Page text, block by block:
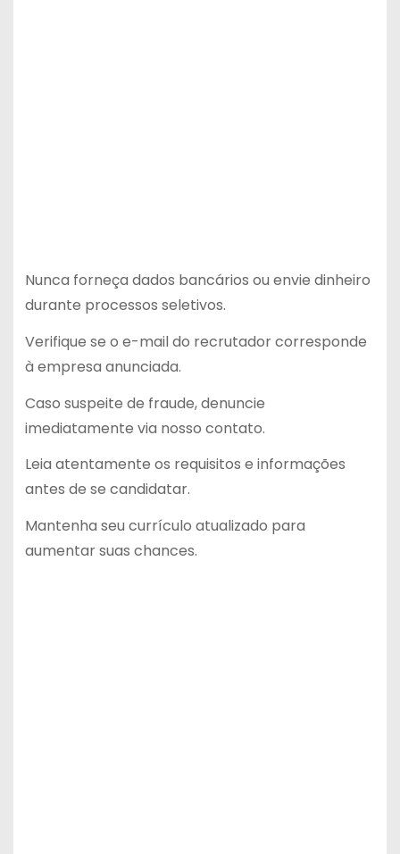
Nunca forneça dados bancários ou envie dinheiro
durante processos seletivos.
Verifique se o e-mail do recrutador corresponde
à empresa anunciada.
Caso suspeite de fraude, denuncie
imediatamente via nosso contato.
Leia atentamente os requisitos e informações
antes de se candidatar.
Mantenha seu currículo atualizado para
aumentar suas chances.